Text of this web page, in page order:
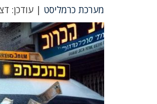
מערכת כרמליסט | עודכן: